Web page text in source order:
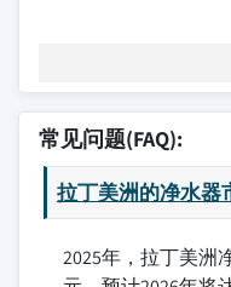
常见问题(FAQ):
拉丁美洲的净水器
2025年，拉丁美洲